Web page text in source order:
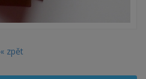
« zpět